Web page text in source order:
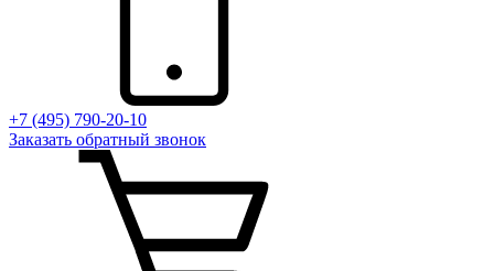
+7 (495) 790-20-10
Заказать обратный звонок